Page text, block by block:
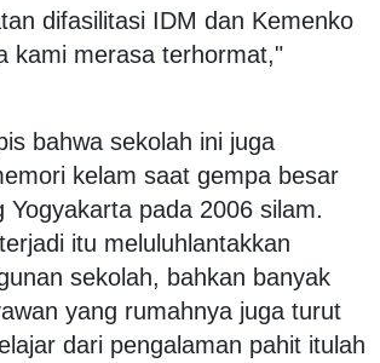
difasilitasi IDM dan Kemenko
kami merasa terhormat,"
bahwa sekolah ini juga
kelam saat gempa besar
Yogyakarta pada 2006 silam.
itu meluluhlantakkan
sekolah, bahkan banyak
yang rumahnya juga turut
dari pengalaman pahit itulah